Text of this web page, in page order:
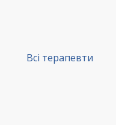
Всі терапевти